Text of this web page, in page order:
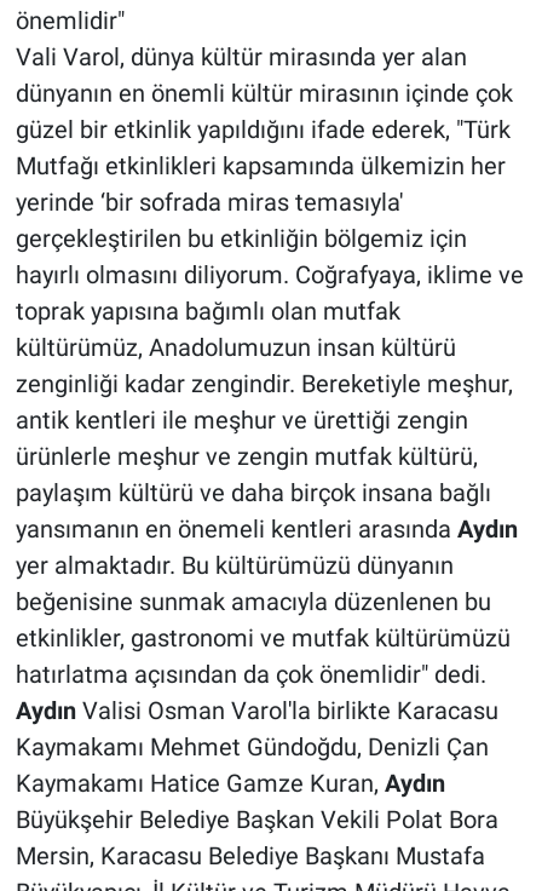
önemlidir"
Vali Varol, dünya kültür mirasında yer alan
dünyanın en önemli kültür mirasının içinde çok
güzel bir etkinlik yapıldığını ifade ederek, "Türk
Mutfağı etkinlikleri kapsamında ülkemizin her
yerinde ‘bir sofrada miras temasıyla'
gerçekleştirilen bu etkinliğin bölgemiz için
hayırlı olmasını diliyorum. Coğrafyaya, iklime ve
toprak yapısına bağımlı olan mutfak
kültürümüz, Anadolumuzun insan kültürü
zenginliği kadar zengindir. Bereketiyle meşhur,
antik kentleri ile meşhur ve ürettiği zengin
ürünlerle meşhur ve zengin mutfak kültürü,
paylaşım kültürü ve daha birçok insana bağlı
yansımanın en önemeli kentleri arasında Aydın
yer almaktadır. Bu kültürümüzü dünyanın
beğenisine sunmak amacıyla düzenlenen bu
etkinlikler, gastronomi ve mutfak kültürümüzü
hatırlatma açısından da çok önemlidir" dedi.
AydınValisi Osman Varol'la birlikte Karacasu
Kaymakamı Mehmet Gündoğdu, Denizli Çan
Kaymakamı Hatice Gamze Kuran, Aydın
Büyükşehir Belediye Başkan Vekili Polat Bora
Mersin, Karacasu Belediye Başkanı Mustafa